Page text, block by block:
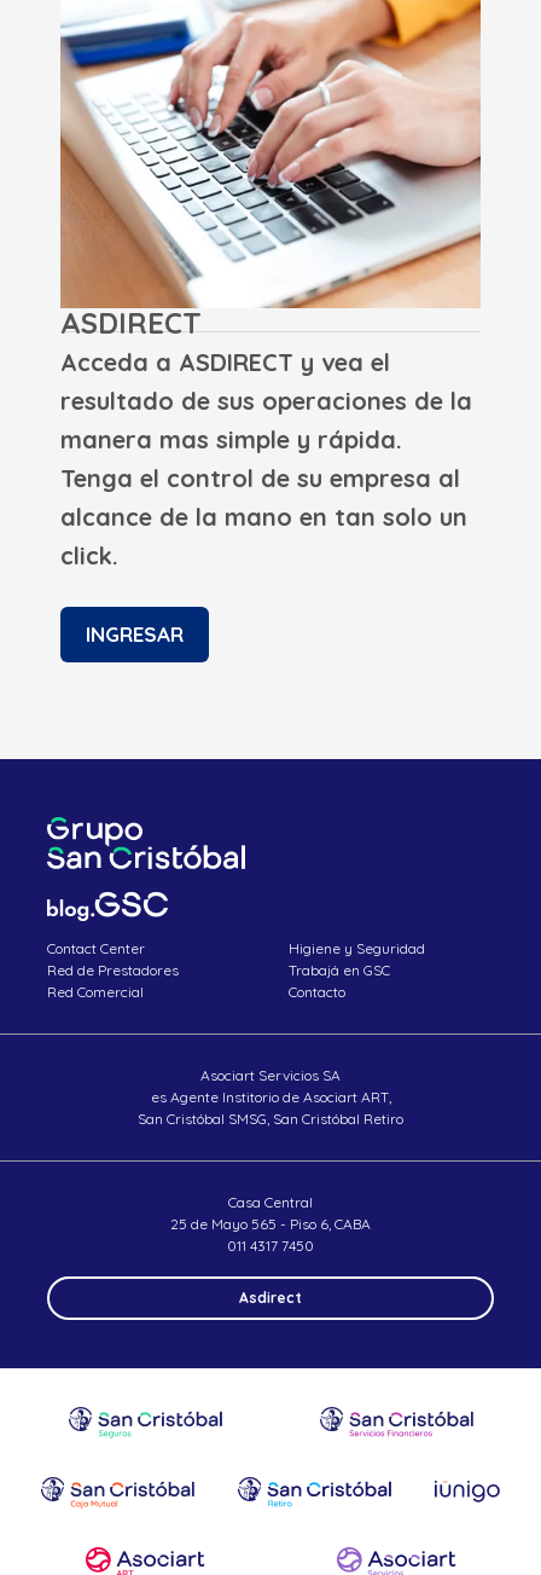
ASDIRECT
Acceda a ASDIRECT y vea el
resultado de sus operaciones de la
manera mas simple y rápida.
Tenga el control de su empresa al
alcance de la mano en tan solo un
click.
INGRESAR
Contact Center
Red de Prestadores
Red Comercial
Higiene y Seguridad
Trabajá en GSC
Contacto
Asociart Servicios SA
es Agente Institorio de Asociart ART,
San Cristóbal SMSG, San Cristóbal Retiro
Casa Central
25 de Mayo 565 - Piso 6, CABA
011 4317 7450
Asdirect